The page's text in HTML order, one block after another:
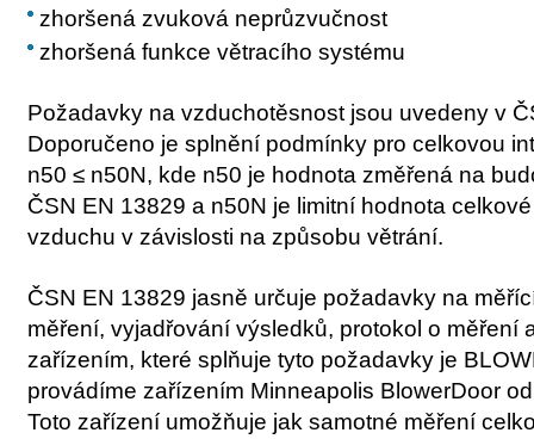
zhoršená zvuková neprůzvučnost
zhoršená funkce větracího systému
Požadavky na vzduchotěsnost jsou uvedeny v
Doporučeno je splnění podmínky pro celkovou
n50 ≤ n50N, kde n50 je hodnota změřená na
ČSN EN 13829 a n50N je limitní hodnota
vzduchu v závislosti na způsobu větrání.
ČSN EN 13829 jasně určuje požadavky na
měření, vyjadřování výsledků, protokol o měření
zařízením, které splňuje tyto požadavky je
provádíme zařízením Minneapolis BlowerDoor
Toto zařízení umožňuje jak samotné měření